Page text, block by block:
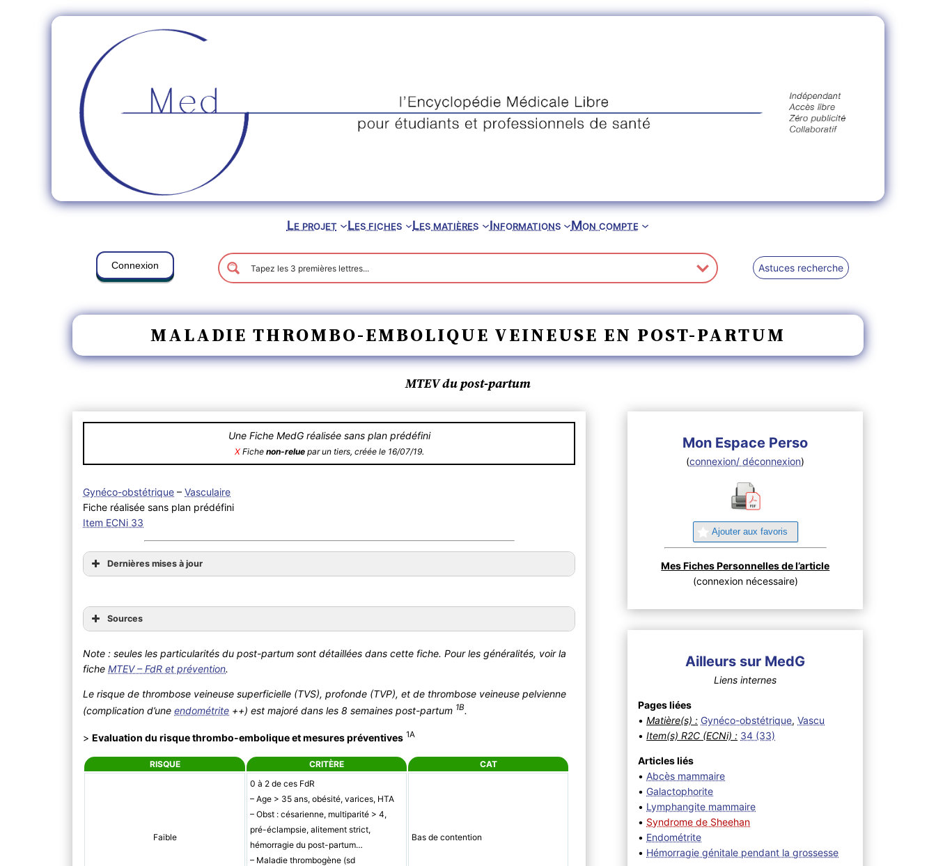
Le projet Les fiches Les matières Informations Mon compte
Connexion Astuces recherche
MALADIE THROMBO-EMBOLIQUE VEINEUSE EN POST-PARTUM
MTEV du post-partum
Une Fiche MedG réalisée sans plan prédéfini
XFiche non-reluepar un tiers, créée le 16/07/19.
Gynéco-obstétrique –Vasculaire
Fiche réalisée sans plan prédéfini
Item ECNi 33
Dernières mises à jour
Sources
Note : seules les particularités du post-partum sont détaillées dans cette fiche. Pour les généralités, voir la
ficheMTEV – FdR et prévention.
Le risque de thrombose veineuse superficielle (TVS), profonde (TVP), et de thrombose veineuse pelvienne
(complication d’uneendométrite ++) est majoré dans les 8 semaines post-partum 1B.
>Evaluation du risque thrombo-embolique et mesures préventives 1A
RISQUE CRITÈRE CAT
Faible
0 à 2 de ces FdR
– Age > 35 ans, obésité, varices, HTA
– Obst : césarienne, multiparité > 4,
pré-éclampsie, alitement strict,
hémorragie du post-partum…
– Maladie thrombogène (sd
Bas de contention
Mon Espace Perso
(connexion/ déconnexion)
Ajouter aux favoris
Mes Fiches Personnelles de l’article
(connexion nécessaire)
Ailleurs sur MedG
Liens internes
Pages liées
•Matière(s) : Gynéco-obstétrique,Vascu
•Item(s) R2C (ECNi) : 34 (33)
Articles liés
•Abcès mammaire
• Galactophorite
• Lymphangite mammaire
• Syndrome de Sheehan
• Endométrite
• Hémorragie génitale pendant la grossesse